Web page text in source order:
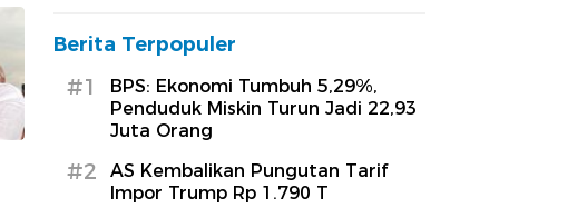
Berita Terpopuler
#1
BPS: Ekonomi Tumbuh 5,29%,
Penduduk Miskin Turun Jadi 22,93
Juta Orang
#2
AS Kembalikan Pungutan Tarif
Impor Trump Rp 1.790 T